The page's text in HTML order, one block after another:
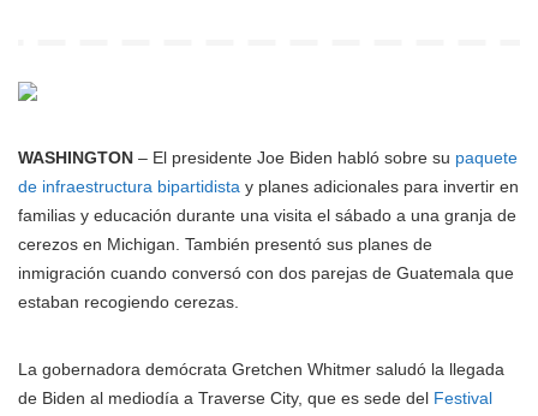
WASHINGTON – El presidente Joe Biden habló sobre su paquete
de infraestructura bipartidista y planes adicionales para invertir en
familias y educación durante una visita el sábado a una granja de
cerezos en Michigan. También presentó sus planes de
inmigración cuando conversó con dos parejas de Guatemala que
estaban recogiendo cerezas.
La gobernadora demócrata Gretchen Whitmer saludó la llegada
de Biden al mediodía a Traverse City, que es sede del Festival